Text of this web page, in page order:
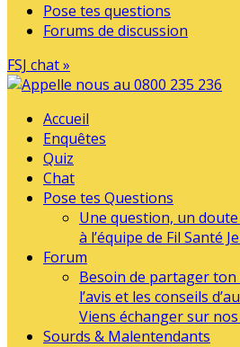
Pose tes questions
Forums de discussion
FSJ chat »
Accueil
Enquêtes
Quiz
Chat
Pose tes Questions
Une question, un
à l’équipe de Fil Santé
Forum
Besoin de partager
l’avis et les conseils
Viens échanger sur
Sourds & Malentendants